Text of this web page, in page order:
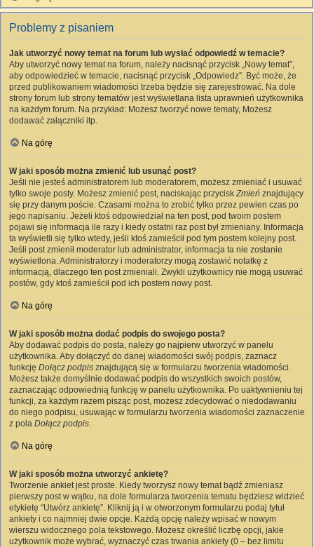
Problemy z pisaniem
Jak utworzyć nowy temat na forum lub wysłać odpowiedź w temacie?
Aby utworzyć nowy temat na forum, należy nacisnąć przycisk „Nowy temat”,
aby odpowiedzieć w temacie, nacisnąć przycisk „Odpowiedz”. Być może, że
przed publikowaniem wiadomości trzeba będzie się zarejestrować. Na dole
strony forum lub strony tematów jest wyświetlana lista uprawnień użytkownika
na każdym forum. Na przykład: Możesz tworzyć nowe tematy, Możesz
dodawać załączniki itp.
Na górę
W jaki sposób można zmienić lub usunąć post?
Jeśli nie jesteś administratorem lub moderatorem, możesz zmieniać i usuwać
tylko swoje posty. Możesz zmienić post, naciskając przyciskZmień znajdujący
się przy danym poście. Czasami można to zrobić tylko przez pewien czas po
jego napisaniu. Jeżeli ktoś odpowiedział na ten post, pod twoim postem
pojawi się informacja ile razy i kiedy ostatni raz post był zmieniany. Informacja
ta wyświetli się tylko wtedy, jeśli ktoś zamieścił pod tym postem kolejny post.
Jeśli post zmienił moderator lub administrator, informacja ta nie zostanie
wyświetlona. Administratorzy i moderatorzy mogą zostawić notatkę z
informacją, dlaczego ten post zmieniali. Zwykli użytkownicy nie mogą usuwać
postów, gdy ktoś zamieścił pod ich postem nowy post.
Na górę
W jaki sposób można dodać podpis do swojego posta?
Aby dodawać podpis do posta, należy go najpierw utworzyć w panelu
użytkownika. Aby dołączyć do danej wiadomości swój podpis, zaznacz
funkcję Dołącz podpis znajdującą się w formularzu tworzenia wiadomości.
Możesz także domyślnie dodawać podpis do wszystkich swoich postów,
zaznaczając odpowiednią funkcję w panelu użytkownika. Po uaktywnieniu tej
funkcji, za każdym razem pisząc post, możesz zdecydować o niedodawaniu
do niego podpisu, usuwając w formularzu tworzenia wiadomości zaznaczenie
z pola Dołącz podpis.
Na górę
W jaki sposób można utworzyć ankietę?
Tworzenie ankiet jest proste. Kiedy tworzysz nowy temat bądź zmieniasz
pierwszy post w wątku, na dole formularza tworzenia tematu będziesz widzieć
etykietę “Utwórz ankietę”. Kliknij ją i w otworzonym formularzu podaj tytuł
ankiety i co najmniej dwie opcje. Każdą opcję należy wpisać w nowym
wierszu widocznego pola tekstowego. Możesz określić liczbę opcji, jakie
użytkownik może wybrać, wyznaczyć czas trwania ankiety (0 – bez limitu